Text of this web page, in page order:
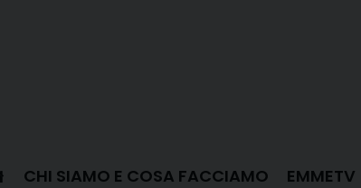
CHI SIAMO E COSA FACCIAMO EMMETV